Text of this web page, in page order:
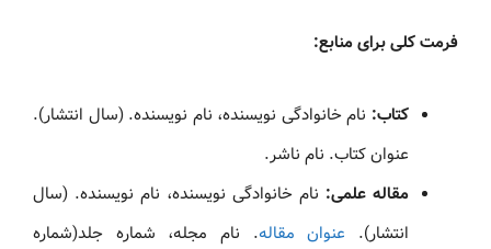
فرمت کلی برای منابع:
کتاب: نام خانوادگی نویسنده، نام نویسنده. (سال انتشار).
عنوان کتاب. نام ناشر.
مقاله علمی: نام خانوادگی نویسنده، نام نویسنده. (سال
انتشار). عنوان مقاله. نام مجله، شماره جلد(شماره